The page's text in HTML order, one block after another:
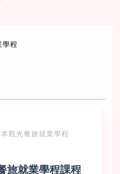
學程
觀光餐旅就業學程
旅就業學程課程